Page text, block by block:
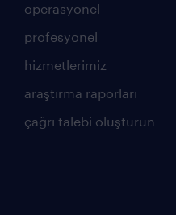
operasyonel
profesyonel
hizmetlerimiz
araştırma raporları
çağrı talebi oluşturun